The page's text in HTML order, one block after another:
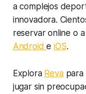
a complejos
innovadora.
reservar online o
AndroideiOS.
Explora Revapara
jugar sin